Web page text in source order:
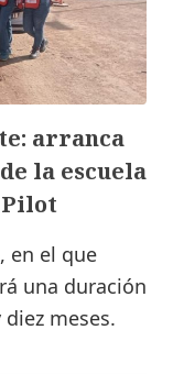
arranca
la escuela
Pilot
en el que
una duración
meses.